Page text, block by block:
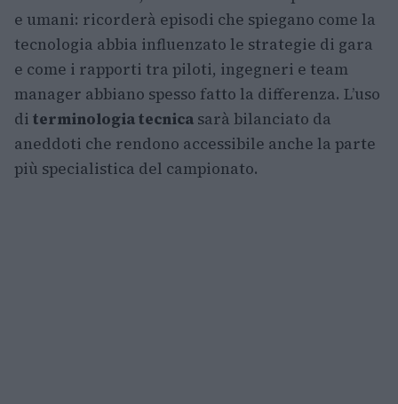
e umani: ricorderà episodi che spiegano come la
tecnologia abbia influenzato le strategie di gara
e come i rapporti tra piloti, ingegneri e team
manager abbiano spesso fatto la differenza. L’uso
di terminologia tecnica sarà bilanciato da
aneddoti che rendono accessibile anche la parte
più specialistica del campionato.